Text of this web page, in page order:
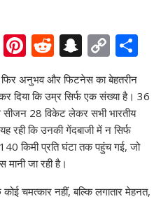
Li
n
dI
Pi
nt
er
e
st
R
e
d
di
t
S
n
a
p
c
h
at
C
o
p
y
Li
n
ar
अनुभव और फिटनेस का बेहतरीन
दिया कि उम्र सिर्फ एक संख्या है। 36
28 विकेट लेकर सभी भारतीय
रही कि उनकी गेंदबाजी में न सिर्फ
किमी प्रति घंटा तक पहुंच गई, जो
जा रही है।
चमत्कार नहीं, बल्कि लगातार मेहनत,